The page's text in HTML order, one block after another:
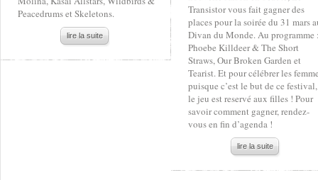
Peacedrums et Skeletons.
lire la suite
Transistor vous fait gagner des
places pour la soirée du 31 mars
Divan du Monde. Au programme
Phoebe Killdeer & The Short
Straws, Our Broken Garden et
Tearist. Et pour célébrer les
puisque c’est le but de ce festival,
le jeu est reservé aux filles ! Pour
savoir comment gagner, rendez-
vous en fin d’agenda !
lire la suite